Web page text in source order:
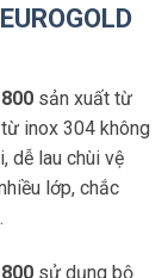
sản xuất từ
inox 304 không
dễ lau chùi vệ
lớp, chắc
sử dụng bộ